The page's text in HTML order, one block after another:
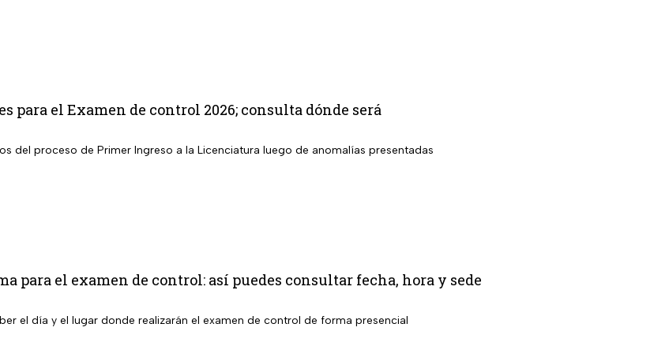
para el Examen de control 2026; consulta dónde será
del proceso de Primer Ingreso a la Licenciatura luego de anomalías presentadas
para el examen de control: así puedes consultar fecha, hora y sede
el día y el lugar donde realizarán el examen de control de forma presencial